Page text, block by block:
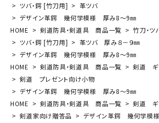
ツバ・鍔 [竹刀用]
革ツバ
デザイン革鍔 幾何学模様 厚み8～9㎜
HOME
剣道防具・剣道具 商品一覧
竹刀・ツ
ツバ・鍔 [竹刀用]
革ツバ 厚み８－９㎜
デザイン革鍔 幾何学模様 厚み8～9㎜
HOME
剣道防具・剣道具 商品一覧
剣道 ギ
剣道 プレゼント向け小物
デザイン革鍔 幾何学模様 厚み8～9㎜
HOME
剣道防具・剣道具 商品一覧
剣道 ギ
剣道家向け贈答品
デザイン革鍔 幾何学模